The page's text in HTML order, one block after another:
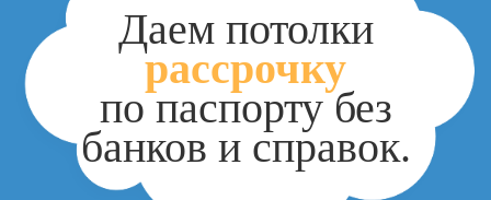
Даем потолки
рассрочку
по паспорту без
банков и справок.